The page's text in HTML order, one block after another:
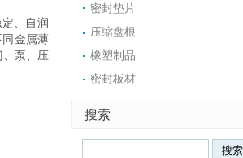
、自润
金属薄
、泵、压
密封垫片
压缩盘根
橡塑制品
密封板材
搜索